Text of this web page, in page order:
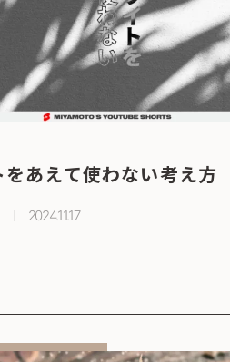
あえて使わない考え方
2024.11.17